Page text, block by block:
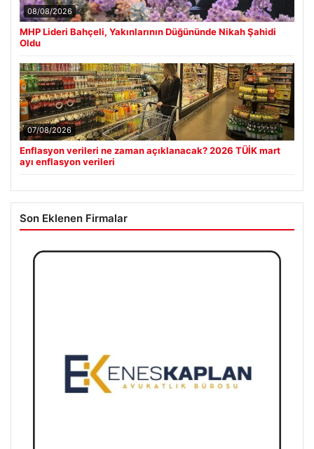
08/08/2026
MHP Lideri Bahçeli, Yakınlarının Düğününde Nikah Şahidi
Oldu
07/08/2026
Enflasyon verileri ne zaman açıklanacak? 2026 TÜİK mart
ayı enflasyon verileri
Son Eklenen Firmalar